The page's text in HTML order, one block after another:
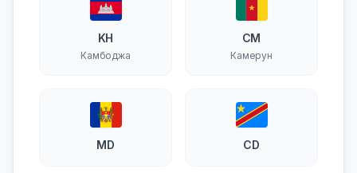
KH
Камбоджа
CM
Камерун
MD CD